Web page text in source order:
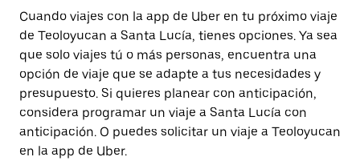
Cuando viajes con la app de Uber en tu próximo viaje
de Teoloyucan a Santa Lucía, tienes opciones. Ya sea
que solo viajes tú o más personas, encuentra una
opción de viaje que se adapte a tus necesidades y
presupuesto. Si quieres planear con anticipación,
considera programar un viaje a Santa Lucía con
anticipación. O puedes solicitar un viaje a Teoloyucan
en la app de Uber.